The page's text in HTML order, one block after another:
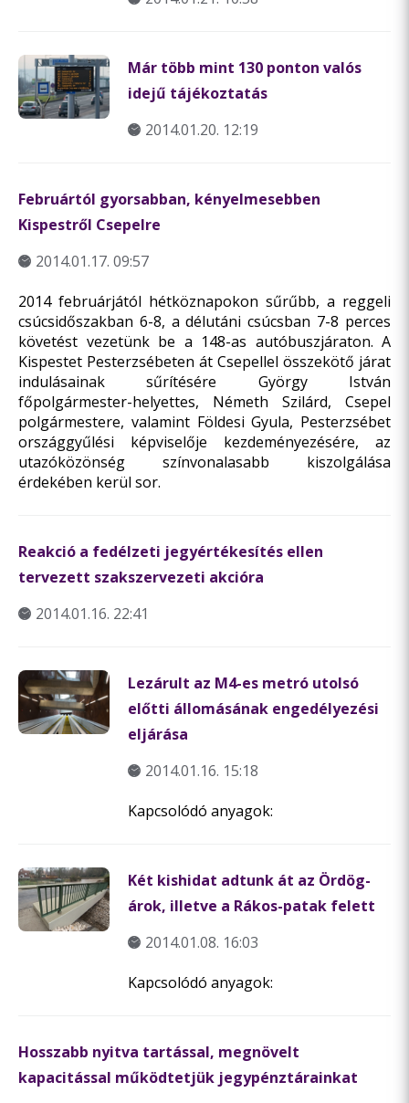
Már több mint 130 ponton valós
idejű tájékoztatás
2014.01.20. 12:19
Februártól gyorsabban, kényelmesebben
Kispestről Csepelre
2014.01.17. 09:57
2014 februárjától hétköznapokon sűrűbb, a reggeli
csúcsidőszakban 6-8, a délutáni csúcsban 7-8 perces
követést vezetünk be a 148-as autóbuszjáraton. A
Kispestet Pesterzsébeten át Csepellel összekötő járat
indulásainak sűrítésére György István
főpolgármester-helyettes, Németh Szilárd, Csepel
polgármestere, valamint Földesi Gyula, Pesterzsébet
országgyűlési képviselője kezdeményezésére, az
utazóközönség színvonalasabb kiszolgálása
érdekében kerül sor.
Reakció a fedélzeti jegyértékesítés ellen
tervezett szakszervezeti akcióra
2014.01.16. 22:41
Lezárult az M4-es metró utolsó
előtti állomásának engedélyezési
eljárása
2014.01.16. 15:18
Kapcsolódó anyagok:
Két kishidat adtunk át az Ördög-
árok, illetve a Rákos-patak felett
2014.01.08. 16:03
Kapcsolódó anyagok:
Hosszabb nyitva tartással, megnövelt
kapacitással működtetjük jegypénztárainkat